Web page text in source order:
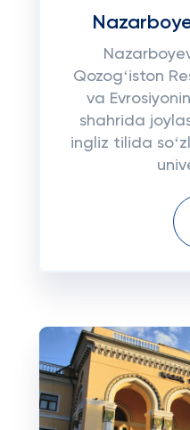
Qozogʻiston
va
shahrida
ingliz tilida